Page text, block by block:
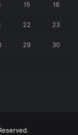
15 16
22 23
29 30